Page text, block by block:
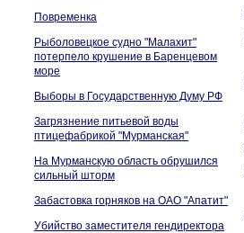
Повременка
Рыболовецкое судно "Малахит"
потерпело крушение в Баренцевом
море
Выборы в Государственную Думу РФ
Загрязнение питьевой воды
птицефабрикой "Мурманская"
На Мурманскую область обрушился
сильный шторм
Забастовка горняков на ОАО "Апатит"
Убийство заместителя гендиректора